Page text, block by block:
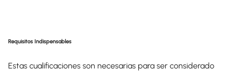
Requisitos Indispensables
Estas cualificaciones son necesarias para ser considerado